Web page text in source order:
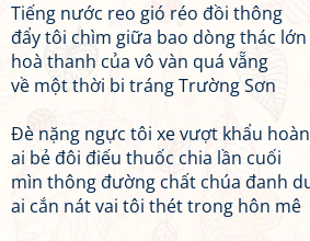
Tiếng nước reo gió réo đồi thông
đẩy tôi chìm giữa bao dòng thác lớn
hoà thanh của vô vàn quá vẵng
về một thời bi tráng Trường Sơn
Đè nặng ngực tôi xe vượt khẩu
ai bẻ đôi điếu thuốc chia lần cuối
mìn thông đường chất chúa đanh
ai cắn nát vai tôi thét trong hôn mê